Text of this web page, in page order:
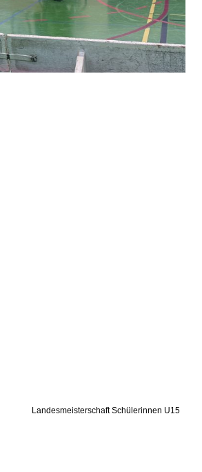
Landesmeisterschaft Schülerinnen U15